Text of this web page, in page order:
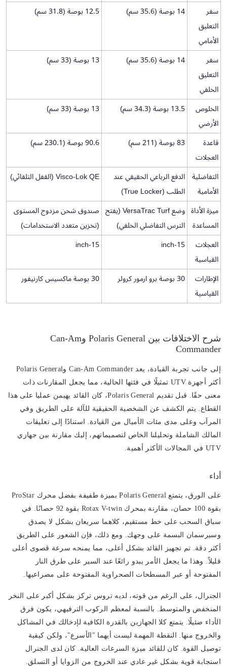
سفر
التعليق
الأمامي
14 بوصة (35.6 سم) 12.5 بوصة (31.8 سم)
سفر
التعليق
الخلفي
14 بوصة (35.6 سم) 13 بوصة (33 سم)
الخلوص
الأرضي
13.5 بوصة (34.3 سم) 13 بوصة (33 سم)
قاعدة
العجلات
83 بوصة (211 سم) 90.6 بوصة (230.1 سم)
التفاضلية
الأمامية
الدفع الرباعي الحقيقي عند
الطلب (True Locker)
Visco-Lok QE (القفل التلقائي)
ميزة الأداة
المساعدة
وضع VersaTrac Turf (يفتح
الترس التفاضلي الخلفي)
صندوق شحن مزدوج المستوى
(تخزين متعدد الاستخدامات)
العجلات
القياسية
15-inch
15-inch
الإطارات
القياسية
30 بوصة برو ارمور كرولر 30 بوصة ماكسيس كارنيفور
شرح الاختلافات بين Polaris General وCan-Am
Commander
إلى جانب تجربة القيادة، يعد Can-Am Commander وPolaris General
أكثر أجهزة UTV تمثيلًا في فئتها الحالية، مما يجعل المقارنات ذات
معنى حقًا. قبل تقديم Polaris General، كان القائد يهيمن عمليا على هذا
القطاع. يتم الكشف عن الشخصية الحقيقية للآلة على الطريق وفي
المرآب وعلى مدى مئات الأميال من القيادة. استنادًا إلى تعليقات
المالك الشاملة وتحليلنا الخاص لتصميماتهم، إليك مقارنة بين جهازي
UTV في المجالات الأكثر أهمية.
أداء
على الورق، يتمتع Polaris General بميزة طفيفة بفضل محرك ProStar
بقوة 100 حصان، مقارنة بمحرك Rotax V-twin بقوة 92 حصانًا. في
سباق السحب على خط مستقيم، كلاهما سريعان بشكل لا يصدق
وسيرسمان البسمة على وجهك. ومع ذلك، فإن الشعور على الطريق
أكثر دقة. تم تجهيز القائد بشكل أعلى، مما يمنحه سرعة قصوى أعلى
قليلاً. وهذا ما يجعل الأمر يبدو رائعًا عند السير على طرق النار
المفتوحة أو عبر المسطحات الصحراوية المفتوحة على مصراعيها.
الجنرال، على الرغم من قوته، لديه تروس تركز بشكل أكبر على النخر
المنخفض والمتوسط. بالنسبة لمعظم الركوب الترفيهي، يكون فرق
الأداء ضئيلًا. يتمتع كلا الجهازين بالقدرة الكافية لإدخالك في المشاكل
والخروج منها. النقطة المهمة ليست أيهما "الأسرع"، ولكن كيفية
توصيل القوة. كان للقائد ميزة السرعات العالية. كان لدى الجنرال
استجابة قوية بشكل غير عادي عند الخروج من الزوايا أو التسلق.